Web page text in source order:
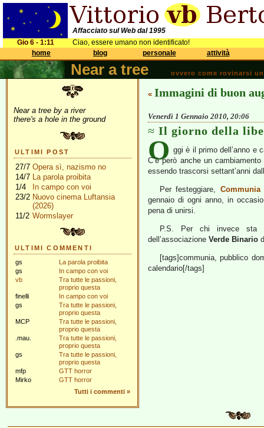
Affacciato sul Web dal 1995
Gio 6 - 1:11
Ciao, essere umano non identificato!
home
blog personale attività
Near a tree ovvero come rovinarsi
Near a tree by a river
there's a hole in the ground
ULTIMI POST
27/7 Opera sì, nazismo no
14/7 La parola proibita
1/4
In campo con voi
23/2 Nuovo cinema Luftansia
(2026)
11/2 Wormslayer
ULTIMI COMMENTI
gs
La parola proibita
gs
In campo con voi
vb
Tra tutte le passioni,
proprio questa
finelli
In campo con voi
gs
Tra tutte le passioni,
proprio questa
MCP
Tra tutte le passioni,
proprio questa
.mau.
Tra tutte le passioni,
proprio questa
gs
Tra tutte le passioni,
proprio questa
mfp
GTT horror
Mirko
GTT horror
Tutti i commenti »
« Immagini di buon
Venerdì 1 Gennaio 2010, 20:06
Il giorno della
O ggi è il primo dell’anno e
C’è però anche un
essendo trascorsi settant’anni
Per festeggiare, Communia
gennaio di ogni anno, in
pena di unirsi.
P.S. Per chi invece sta
dell’associazione Verde Binario
[tags]communia, pubblico
calendario[/tags]